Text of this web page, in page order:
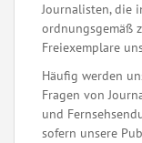
Journalisten, die
ordnungsgemäß
Freiexemplare
Häufig werden
Fragen von
und
sofern unsere